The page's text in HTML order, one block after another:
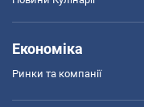
Економіка
Ринки та компанії